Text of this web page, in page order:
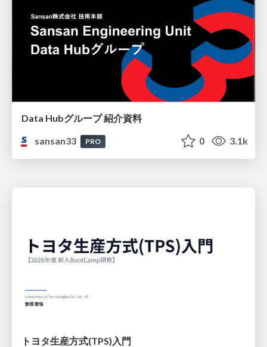
Data Hubグループ 紹介資料
sansan33
PRO 0 3.1k
トヨタ⽣産⽅式(TPS)⼊⾨